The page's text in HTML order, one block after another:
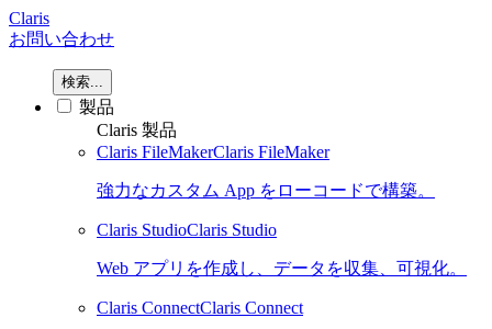
Claris
お問い合わせ
検索...
製品
Claris 製品
Claris FileMakerClaris FileMaker
強力なカスタム App をローコードで構築。
Claris StudioClaris Studio
Web アプリを作成し、データを収集、可視化。
Claris ConnectClaris Connect